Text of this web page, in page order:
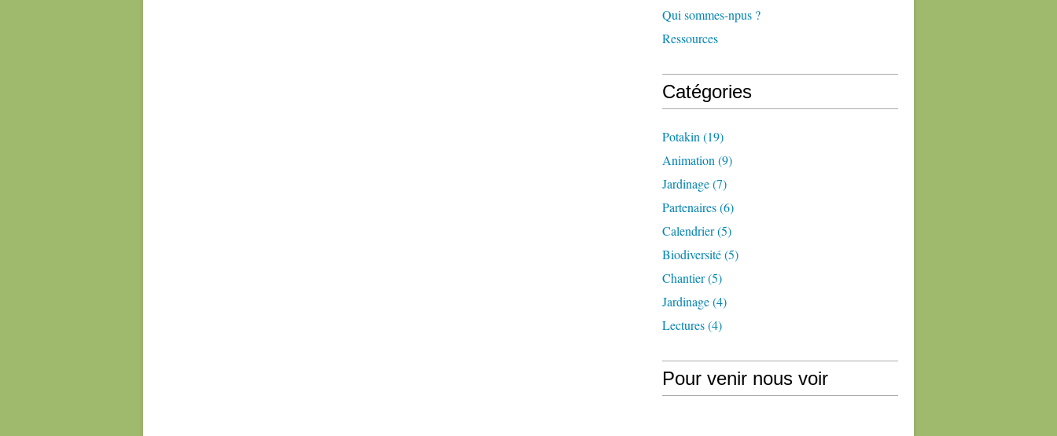
Qui sommes-npus ?
Ressources
Catégories
Potakin (19)
Animation (9)
Jardinage(7)
Partenaires(6)
Calendrier(5)
Biodiversité(5)
Chantier(5)
Jardinage(4)
Lectures(4)
Pour venir nous voir